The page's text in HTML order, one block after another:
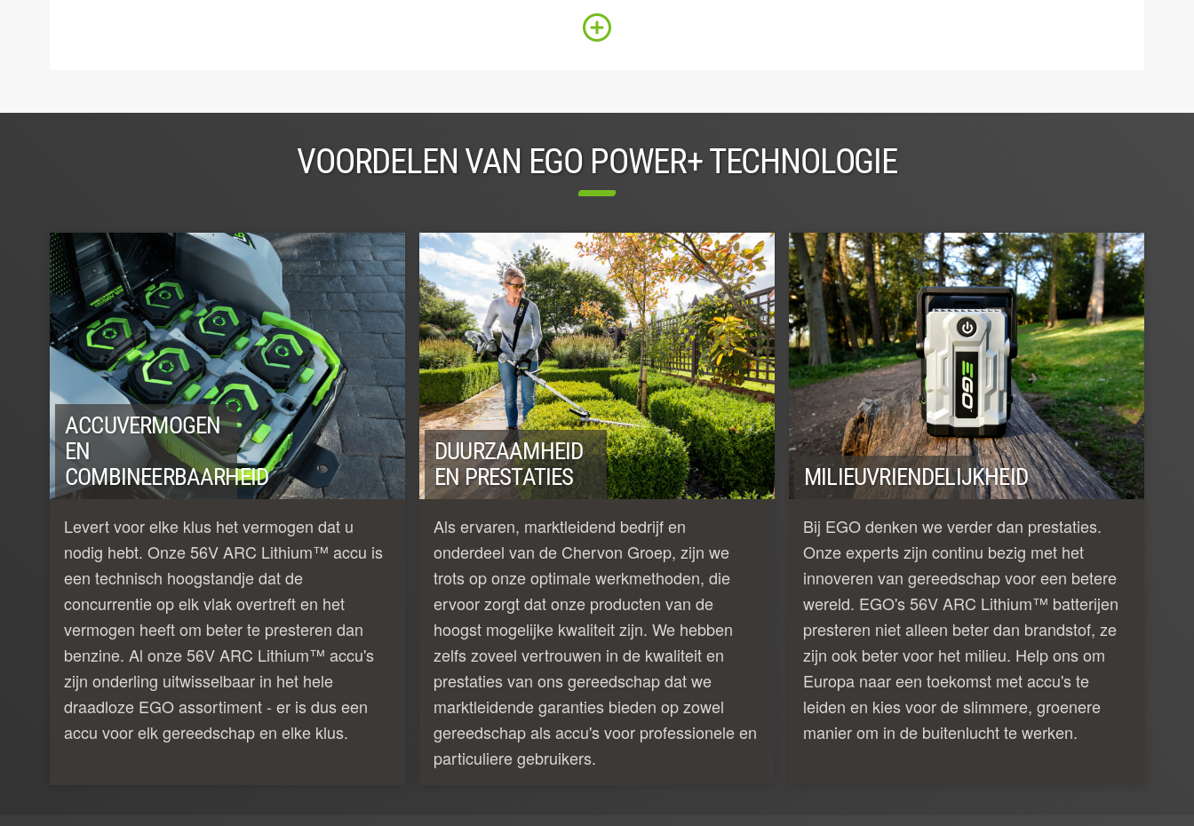
VOORDELEN VAN EGO POWER+ TECHNOLOGIE
ACCUVERMOGEN
EN
COMBINEERBAARHEID
Levert voor elke klus het vermogen dat u
nodig hebt. Onze 56V ARC Lithium™ accu is
een technisch hoogstandje dat de
concurrentie op elk vlak overtreft en het
vermogen heeft om beter te presteren dan
benzine. Al onze 56V ARC Lithium™ accu's
zijn onderling uitwisselbaar in het hele
draadloze EGO assortiment - er is dus een
accu voor elk gereedschap en elke klus.
DUURZAAMHEID
EN PRESTATIES
Als ervaren, marktleidend bedrijf en
onderdeel van de Chervon Groep, zijn we
trots op onze optimale werkmethoden, die
ervoor zorgt dat onze producten van de
hoogst mogelijke kwaliteit zijn. We hebben
zelfs zoveel vertrouwen in de kwaliteit en
prestaties van ons gereedschap dat we
marktleidende garanties bieden op zowel
gereedschap als accu's voor professionele en
particuliere gebruikers.
MILIEUVRIENDELIJKHEID
Bij EGO denken we verder dan prestaties.
Onze experts zijn continu bezig met het
innoveren van gereedschap voor een betere
wereld. EGO's 56V ARC Lithium™ batterijen
presteren niet alleen beter dan brandstof, ze
zijn ook beter voor het milieu. Help ons om
Europa naar een toekomst met accu's te
leiden en kies voor de slimmere, groenere
manier om in de buitenlucht te werken.